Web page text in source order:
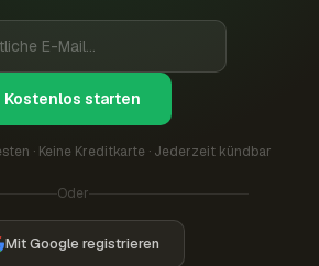
Kostenlos starten
· Keine Kreditkarte · Jederzeit kündbar
Oder
Mit Google registrieren